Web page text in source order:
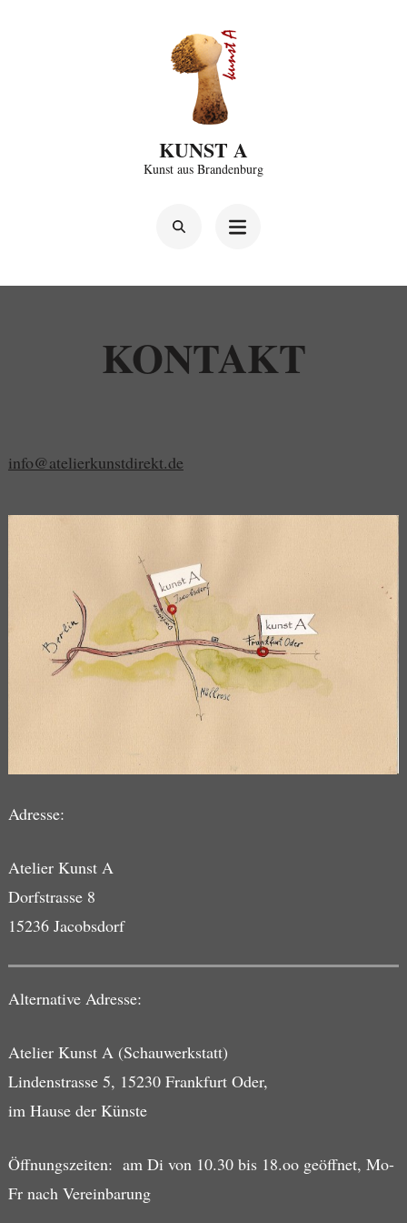
KUNST A
Kunst aus Brandenburg
KONTAKT
info@atelierkunstdirekt.de
Adresse:
Atelier Kunst A
Dorfstrasse 8
15236 Jacobsdorf
Alternative Adresse:
Atelier Kunst A (Schauwerkstatt)
Lindenstrasse 5, 15230 Frankfurt Oder,
im Hause der Künste
Öffnungszeiten: am Di von 10.30 bis 18.oo geöffnet, Mo-
Fr nach Vereinbarung